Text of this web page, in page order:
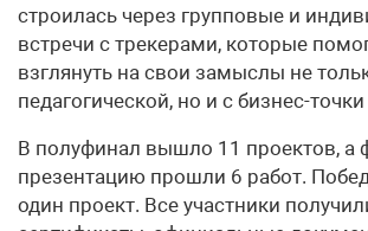
строилась через групповые и
встречи с трекерами, которые
взглянуть на свои замыслы не
педагогической, но и с бизнес-
В полуфинал вышло 11 проектов, а
презентацию прошли 6 работ.
один проект. Все участники